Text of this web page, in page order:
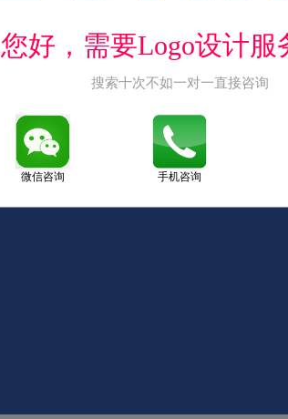
您好，需要Logo设计服
搜索十次不如一对一直接咨询
微信咨询 手机咨询